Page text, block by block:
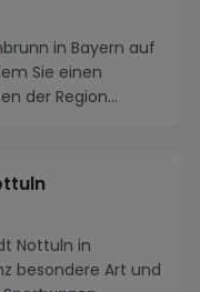
in Bayern auf
Sie einen
der Region
Nottuln in
besondere Art und